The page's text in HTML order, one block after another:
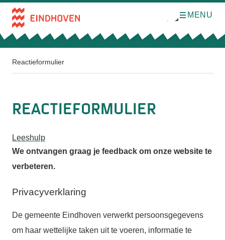
Direct naar de inhoud
O
n
m
MENU
Reactieformulier
Reactieformulier
Leeshulp
We ontvangen graag je feedback om onze website te
verbeteren.
Privacyverklaring
De gemeente Eindhoven verwerkt persoonsgegevens
om haar wettelijke taken uit te voeren, informatie te